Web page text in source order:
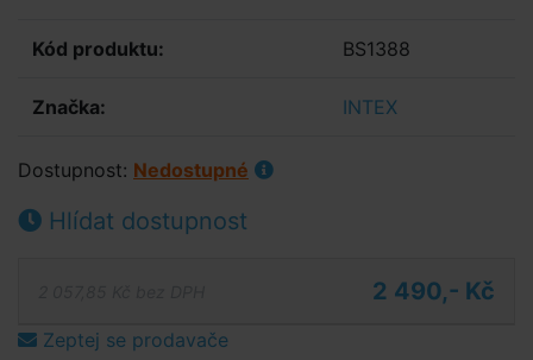
Kód produktu: BS1388
Značka: INTEX
Dostupnost: Nedostupné
Hlídat dostupnost
2 490,- Kč
Zeptej se prodavače